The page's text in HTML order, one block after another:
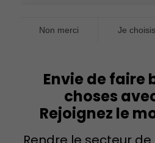
Envie de faire
choses
Rejoignez le